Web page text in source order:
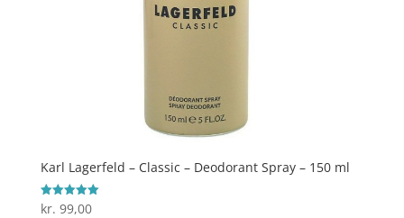
Karl Lagerfeld – Classic – Deodorant Spray – 150 ml
Vurderet
kr. 99,00